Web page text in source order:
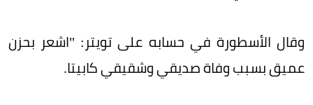
وقال الأسطورة في حسابه على تويتر: "اشعر بحزن
عميق بسبب وفاة صديقي وشقيقي كابيتا.